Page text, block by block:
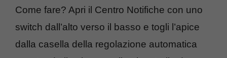
Come fare? Apri il Centro Notifiche con uno
switch dall’alto verso il basso e togli l’apice
dalla casella della regolazione automatica